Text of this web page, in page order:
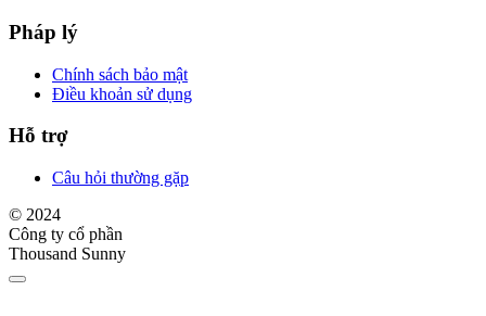
Pháp lý
Chính sách bảo mật
Điều khoản sử dụng
Hỗ trợ
Câu hỏi thường gặp
© 2024
Công ty cổ phần
Thousand Sunny